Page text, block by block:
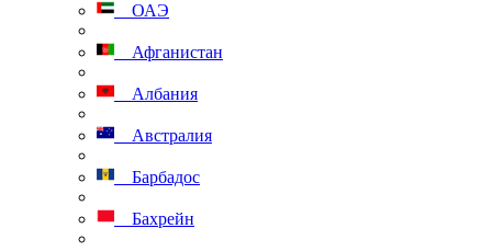
ОАЭ
Афганистан
Албания
Австралия
Барбадос
Бахрейн